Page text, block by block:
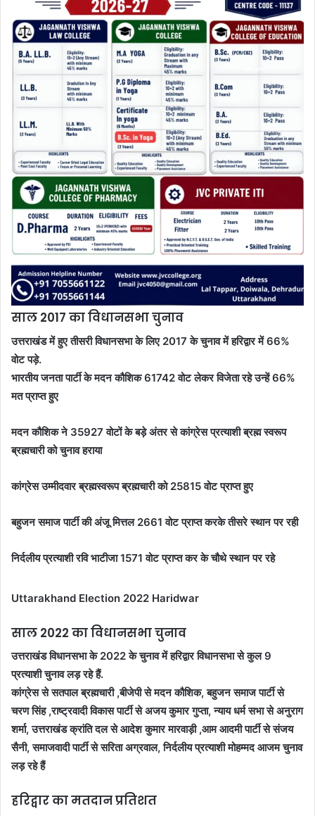
साल 2017 का विधानसभा चुनाव
उत्तराखंड में हुए तीसरी विधानसभा के लिए 2017 के चुनाव में हरिद्वार में 66%
वोट पड़े.
भारतीय जनता पार्टी के मदन कौशिक 61742 वोट लेकर विजेता रहे उन्हें 66%
मत प्राप्त हुए
मदन कौशिक ने 35927 वोटों के बड़े अंतर से कांग्रेस प्रत्याशी ब्रह्म स्वरूप
ब्रह्मचारी को चुनाव हराया
कांग्रेस उम्मीदवार ब्रह्मस्वरूप ब्रह्मचारी को 25815 वोट प्राप्त हुए
बहुजन समाज पार्टी की अंजू मित्तल 2661 वोट प्राप्त करके तीसरे स्थान पर रही
निर्दलीय प्रत्याशी रवि भाटीजा 1571 वोट प्राप्त कर के चौथे स्थान पर रहे
Uttarakhand Election 2022 Haridwar
साल 2022 का विधानसभा चुनाव
उत्तराखंड विधानसभा के 2022 के चुनाव में हरिद्वार विधानसभा से कुल 9
प्रत्याशी चुनाव लड़ रहे हैं.
कांग्रेस से सतपाल ब्रह्मचारी ,बीजेपी से मदन कौशिक, बहुजन समाज पार्टी से
चरण सिंह ,राष्ट्रवादी विकास पार्टी से अजय कुमार गुप्ता, न्याय धर्म सभा से अनुराग
शर्मा, उत्तराखंड क्रांति दल से आदेश कुमार मारवाड़ी ,आम आदमी पार्टी से संजय
सैनी, समाजवादी पार्टी से सरिता अग्रवाल, निर्दलीय प्रत्याशी मोहम्मद आजम चुनाव
लड़ रहे हैं
हरिद्वार का मतदान प्रतिशत